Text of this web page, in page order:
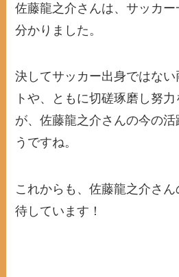
佐藤龍之介さんは、サッカ
分かりました。
決してサッカー出身ではな
トや、ともに切磋琢磨し努
が、佐藤龍之介さんの今の
うですね。
これからも、佐藤龍之介さ
待しています！